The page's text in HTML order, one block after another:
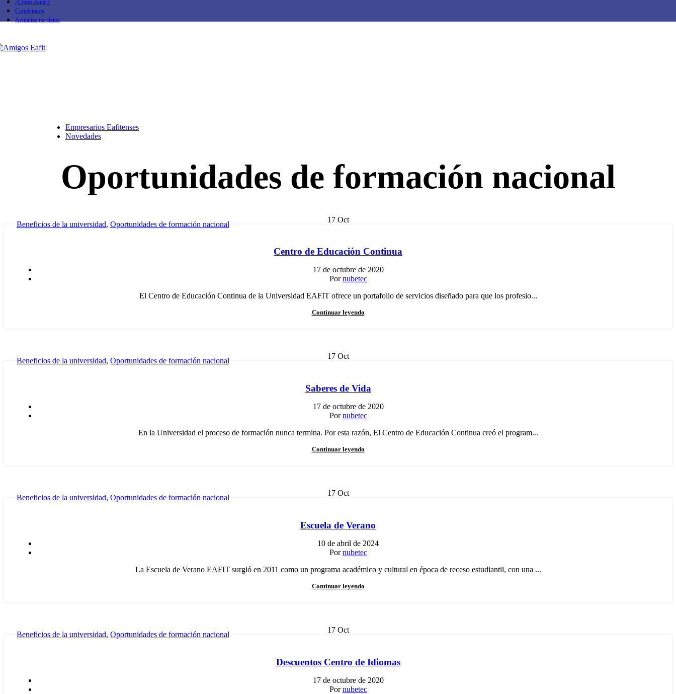
¿Cómo donar?
Contáctanos
Actualiza tus datos
Empresarios Eafitenses
Novedades
Eventos
Ver información
Noticias
Ver información
Revista El Empresario
Ver información
Oportunidades de formación nacional
17 Oct
Beneficios de la universidad, Oportunidades de formación nacional
Centro de Educación Continua
17 de octubre de 2020
Por nubetec
El Centro de Educación Continua de la Universidad EAFIT ofrece un portafolio de servicios diseñado para que los profesio...
Continuar leyendo
17 Oct
Beneficios de la universidad, Oportunidades de formación nacional
Saberes de Vida
17 de octubre de 2020
Por nubetec
En la Universidad el proceso de formación nunca termina. Por esta razón, El Centro de Educación Continua creó el program...
Continuar leyendo
17 Oct
Beneficios de la universidad, Oportunidades de formación nacional
Escuela de Verano
10 de abril de 2024
Por nubetec
La Escuela de Verano EAFIT surgió en 2011 como un programa académico y cultural en época de receso estudiantil, con una ...
Continuar leyendo
17 Oct
Beneficios de la universidad, Oportunidades de formación nacional
Descuentos Centro de Idiomas
17 de octubre de 2020
Por nubetec